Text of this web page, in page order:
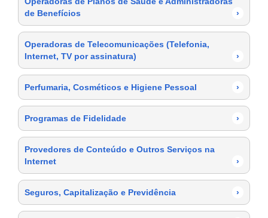
de Benefícios
›
Operadoras de Telecomunicações (Telefonia,
Internet, TV por assinatura)
›
Perfumaria, Cosméticos e Higiene Pessoal ›
Programas de Fidelidade ›
Provedores de Conteúdo e Outros Serviços na
Internet
›
Seguros, Capitalização e Previdência ›